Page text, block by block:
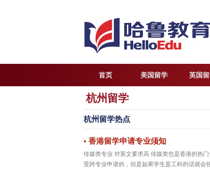
首页 美国留学 英国
杭州留学
杭州留学热点
• 香港留学申请专业须知
传媒类专业 对英文要求高 传媒类也是香港的热
受跨专业申请的，但是如果学生是工科的话就会